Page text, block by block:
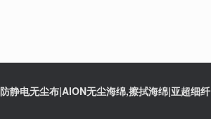
静电无尘布|AION无尘海绵,擦拭海绵|亚超细纤